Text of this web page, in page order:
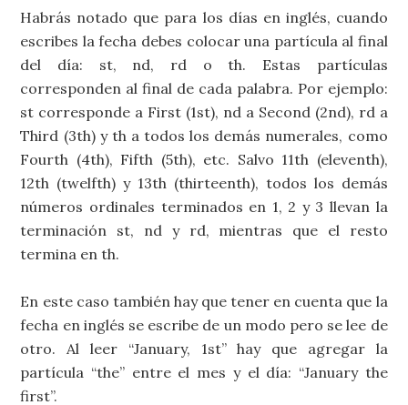
Habrás notado que para los días en inglés, cuando
escribes la fecha debes colocar una partícula al final
del día: st, nd, rd o th. Estas partículas
corresponden al final de cada palabra. Por ejemplo:
st corresponde a First (1st), nd a Second (2nd), rd a
Third (3th) y th a todos los demás numerales, como
Fourth (4th), Fifth (5th), etc. Salvo 11th (eleventh),
12th (twelfth) y 13th (thirteenth), todos los demás
números ordinales terminados en 1, 2 y 3 llevan la
terminación st, nd y rd, mientras que el resto
termina en th.
En este caso también hay que tener en cuenta que la
fecha en inglés se escribe de un modo pero se lee de
otro. Al leer “January, 1st” hay que agregar la
partícula “the” entre el mes y el día: “January the
first”.